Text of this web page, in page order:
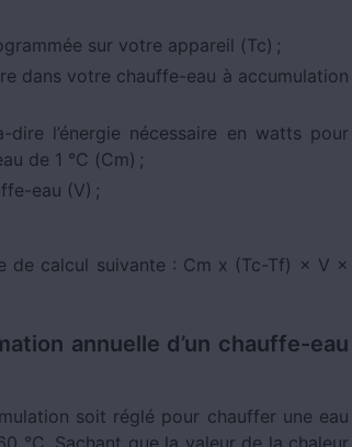
sur votre appareil (Tc) ;
dans votre chauffe-eau à accumulation
dire l’énergie nécessaire en watts pour
de 1 °C (Cm) ;
eau (V) ;
de calcul suivante : Cm x (Tc-Tf) × V ×
annuelle d’un chauffe-eau
soit réglé pour chauffer une eau